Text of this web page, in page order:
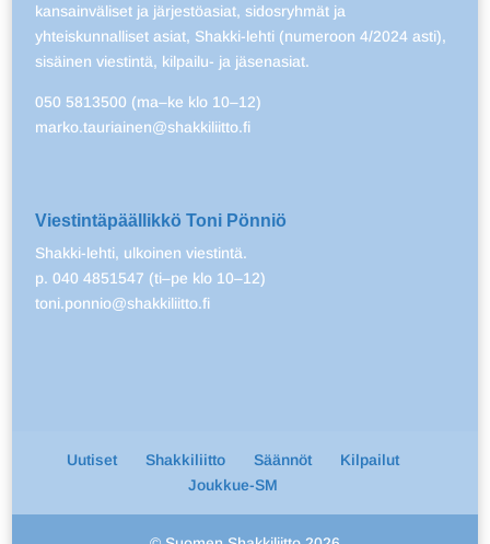
kansainväliset ja järjestöasiat, sidosryhmät ja
yhteiskunnalliset asiat, Shakki-lehti (numeroon 4/2024 asti),
sisäinen viestintä, kilpailu- ja jäsenasiat.
050 5813500 (ma–ke klo 10–12)
marko.tauriainen@shakkiliitto.fi
Viestintäpäällikkö Toni Pönniö
Shakki-lehti, ulkoinen viestintä.
p. 040 4851547 (ti–pe klo 10–12)
toni.ponnio@shakkiliitto.fi
Uutiset Shakkiliitto Säännöt
Kilpailut
Joukkue-SM